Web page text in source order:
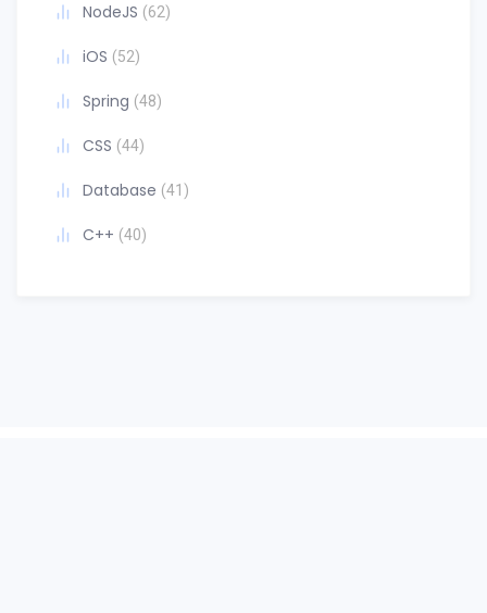
NodeJS (62)
iOS (52)
Spring (48)
CSS (44)
Database (41)
C++ (40)